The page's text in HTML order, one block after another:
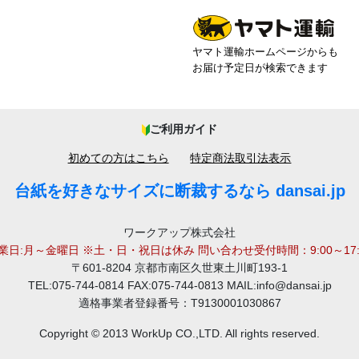
ヤマト運輸ホームページからも
お届け予定日が検索できます
ご利用ガイド
初めての方はこちら 特定商法取引法表示
台紙を好きなサイズに断裁するなら dansai.jp
ワークアップ株式会社
日:月～金曜日 ※土・日・祝日は休み 問い合わせ受付時間：9:00～
〒601-8204 京都市南区久世東土川町193-1
TEL:075-744-0814 FAX:075-744-0813 MAIL:info@dansai.jp
適格事業者登録番号：T9130001030867
Copyright © 2013 WorkUp CO.,LTD. All rights reserved.